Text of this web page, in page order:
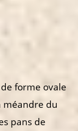
forme ovale
méandre du
pans de